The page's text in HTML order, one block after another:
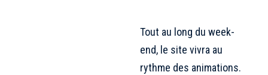
Tout au long du week-
end, le site vivra au
rythme des animations.